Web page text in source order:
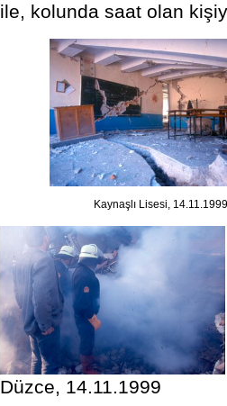
ile, kolunda saat olan
Kaynaşlı Lisesi, 14.11.1999
Düzce, 14.11.1999